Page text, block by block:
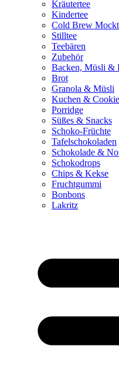
Kräutertee
Kindertee
Cold Brew
Stilltee
Teebären
Zubehör
Backen, Müsli &
Brot
Granola & Müsli
Kuchen &
Porridge
Süßes & Snacks
Schoko-Früchte
Tafelschokoladen
Schokolade &
Schokodrops
Chips & Kekse
Fruchtgummi
Bonbons
Lakritz